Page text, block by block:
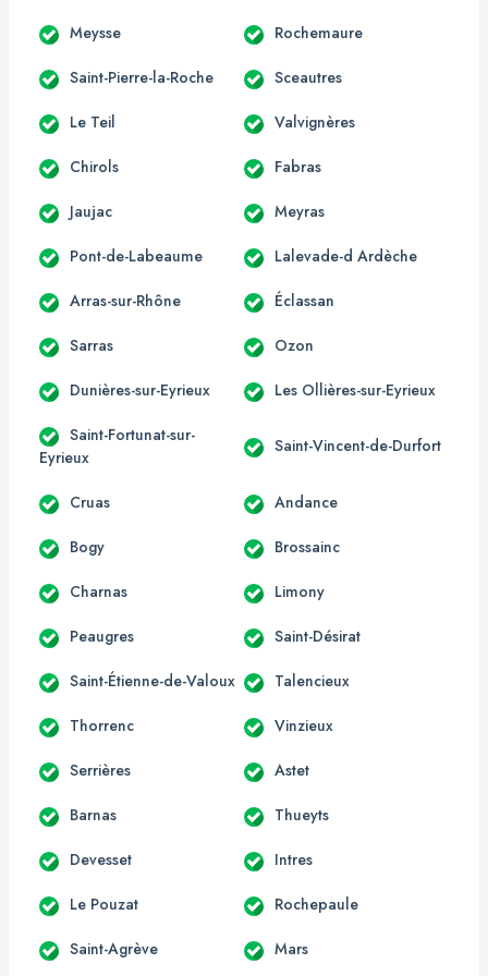
Meysse Rochemaure
Saint-Pierre-la-Roche Sceautres
Le Teil Valvignères
Chirols Fabras
Jaujac Meyras
Pont-de-Labeaume Lalevade-d Ardèche
Arras-sur-Rhône Éclassan
Sarras Ozon
Dunières-sur-Eyrieux Les Ollières-sur-Eyrieux
Saint-Fortunat-sur-
Eyrieux
Saint-Vincent-de-Durfort
Cruas Andance
Bogy Brossainc
Charnas Limony
Peaugres Saint-Désirat
Saint-Étienne-de-Valoux Talencieux
Thorrenc Vinzieux
Serrières Astet
Barnas Thueyts
Devesset Intres
Le Pouzat Rochepaule
Saint-Agrève Mars